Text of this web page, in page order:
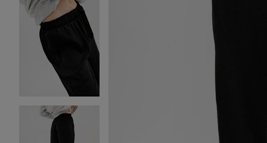
Image 2 sur 4